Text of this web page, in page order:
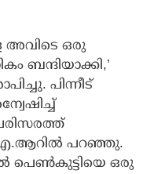
അവിടെ ഒരു
ബന്ദിയാക്കി,’
പിന്നീട്
പറഞ്ഞു.
പെൺകുട്ടിയെ ഒരു